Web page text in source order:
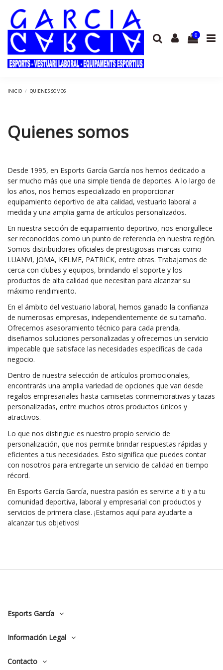
0
INICIO QUIENES SOMOS
Quienes somos
Desde 1995, en Esports García García nos hemos dedicado a
ser mucho más que una simple tienda de deportes. A lo largo de
los años, nos hemos especializado en proporcionar
equipamiento deportivo de alta calidad, vestuario laboral a
medida y una amplia gama de artículos personalizados.
En nuestra sección de equipamiento deportivo, nos enorgullece
ser reconocidos como un punto de referencia en nuestra región.
Somos distribuidores oficiales de prestigiosas marcas como
LUANVI, JOMA, KELME, PATRICK, entre otras. Trabajamos de
cerca con clubes y equipos, brindando el soporte y los
productos de alta calidad que necesitan para alcanzar su
máximo rendimiento.
En el ámbito del vestuario laboral, hemos ganado la confianza
de numerosas empresas, independientemente de su tamaño.
Ofrecemos asesoramiento técnico para cada prenda,
diseñamos soluciones personalizadas y ofrecemos un servicio
impecable que satisface las necesidades específicas de cada
negocio.
Dentro de nuestra selección de artículos promocionales,
encontrarás una amplia variedad de opciones que van desde
regalos empresariales hasta camisetas conmemorativas y tazas
personalizadas, entre muchos otros productos únicos y
atractivos.
Lo que nos distingue es nuestro propio servicio de
personalización, que nos permite brindar respuestas rápidas y
eficientes a tus necesidades. Esto significa que puedes contar
con nosotros para entregarte un servicio de calidad en tiempo
récord.
En Esports García García, nuestra pasión es servirte a ti y a tu
comunidad deportiva, laboral y empresarial con productos y
servicios de primera clase. ¡Estamos aquí para ayudarte a
alcanzar tus objetivos!
Esports García
Información Legal
Contacto